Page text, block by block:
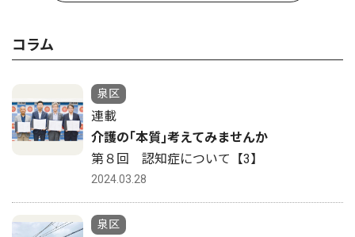
コラム
泉区
連載
介護の｢本質｣考えてみませんか
第８回 認知症について【3】
2024.03.28
泉区